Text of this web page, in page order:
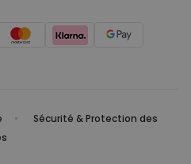
Sécurité & Protection des